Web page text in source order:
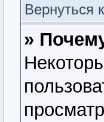
Вернуться
»